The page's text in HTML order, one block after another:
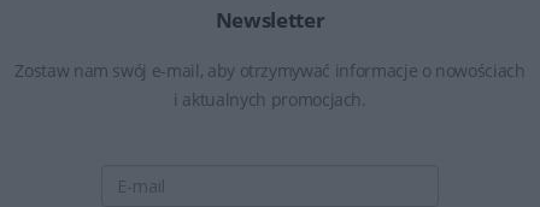
Newsletter
Zostaw nam swój e-mail, aby otrzymywać informacje o nowościach
i aktualnych promocjach.